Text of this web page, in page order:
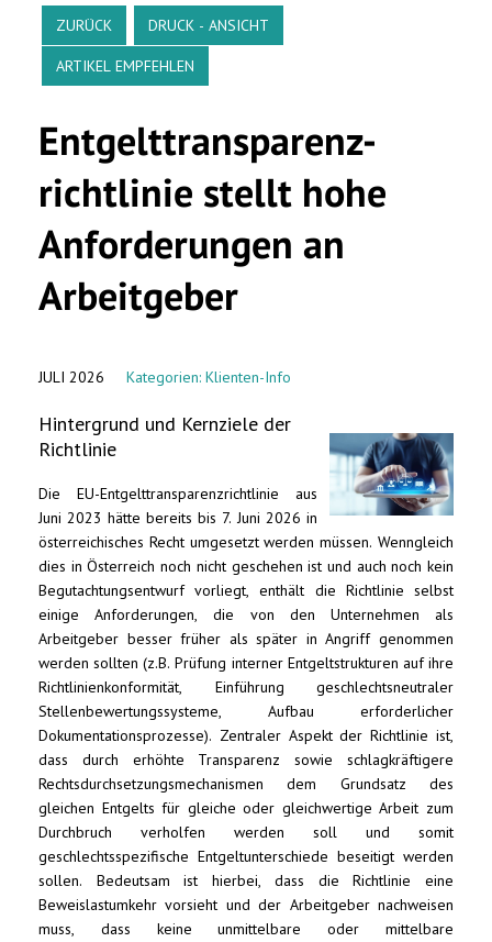
ZURÜCK DRUCK - ANSICHT
ARTIKEL EMPFEHLEN
Entgelttransparenz​­
richtlinie stellt hohe
Anforderungen an
Arbeitgeber
JULI 2026 Kategorien: Klienten-Info
Hintergrund und Kernziele der
Richtlinie
Die EU-Entgelttransparenzrichtlinie aus
Juni 2023 hätte bereits bis 7. Juni 2026 in
österreichisches Recht umgesetzt werden müssen. Wenngleich
dies in Österreich noch nicht geschehen ist und auch noch kein
Begutachtungsentwurf vorliegt, enthält die Richtlinie selbst
einige Anforderungen, die von den Unternehmen als
Arbeitgeber besser früher als später in Angriff genommen
werden sollten (z.B. Prüfung interner Entgeltstrukturen auf ihre
Richtlinienkonformität, Einführung geschlechtsneutraler
Stellenbewertungssysteme, Aufbau erforderlicher
Dokumentationsprozesse). Zentraler Aspekt der Richtlinie ist,
dass durch erhöhte Transparenz sowie schlagkräftigere
Rechtsdurchsetzungsmechanismen dem Grundsatz des
gleichen Entgelts für gleiche oder gleichwertige Arbeit zum
Durchbruch verholfen werden soll und somit
geschlechtsspezifische Entgeltunterschiede beseitigt werden
sollen. Bedeutsam ist hierbei, dass die Richtlinie eine
Beweislastumkehr vorsieht und der Arbeitgeber nachweisen
muss, dass keine unmittelbare oder mittelbare